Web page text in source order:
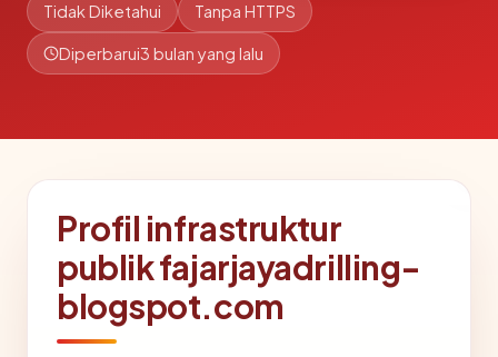
Tidak Diketahui Tanpa HTTPS
Diperbarui3 bulan yang lalu
Profil infrastruktur
publik fajarjayadrilling-
blogspot.com